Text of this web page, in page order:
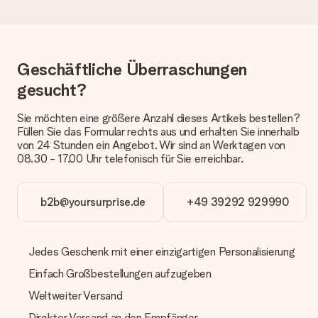
Welche Lieferoptionen stehen zur Verfügung?
Derzeit können wir (noch) keine verschiedenen Lieferoptionen
anbieten. Das Geschenk, das bestellt wird, wird als Paket oder
oder Päckchen geliefert wird, kontaktiere bitte unseren
Kundenservice.
Zahlung
Wie kann ich meine Bestellung bezahlen?
Wir bieten die folgenden Zahlungsoptionen an: Vorauskasse
mit normaler Überweisung, Sofortüberweisung, Paypal,
Kreditkarte oder auf Rechnung über Klarna. Bei einer
Geschenks jedoch um 3 Werktage.
Geschenk empfangen
Was, wenn das Geschenk meine Erwartungen nicht
Geschäftliche Überraschungen
gesucht?
Sie möchten eine größere Anzahl dieses Artikels bestellen?
Füllen Sie das Formular rechts aus und erhalten Sie innerhalb
von 24 Stunden ein Angebot. Wir sind an Werktagen von
08.30 - 17.00 Uhr telefonisch für Sie erreichbar.
b2b@yoursurprise.de +49 39292 929990
Jedes Geschenk mit einer einzigartigen Personalisierung
Einfach Großbestellungen aufzugeben
Weltweiter Versand